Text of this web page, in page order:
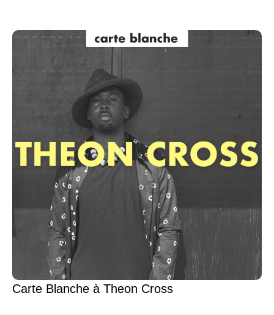
Carte Blanche à Theon Cross